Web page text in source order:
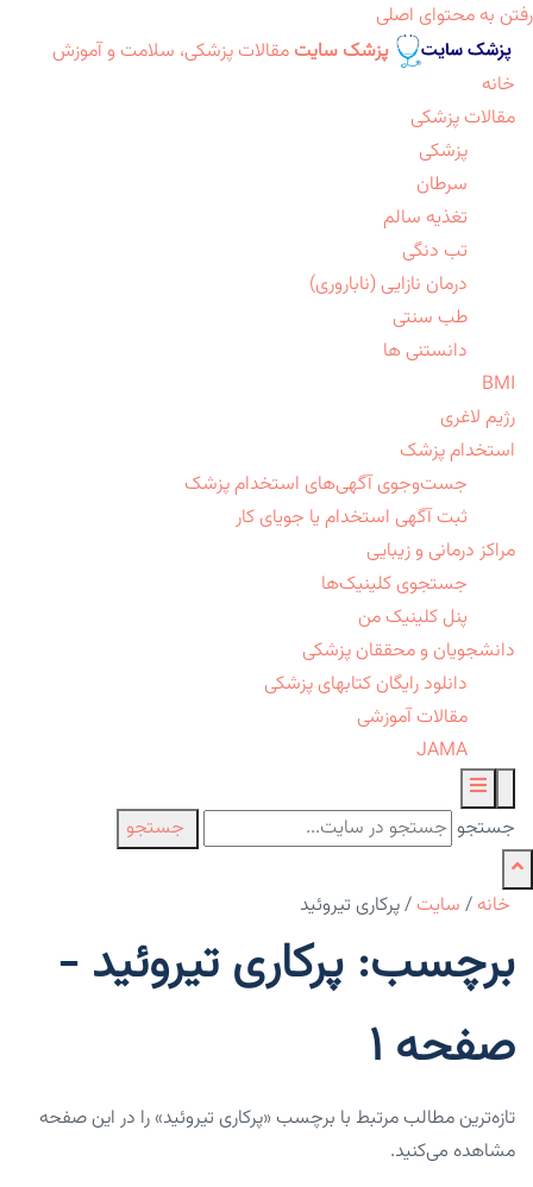
رفتن به محتوای اصلی
پزشک سایت مقالات پزشکی، سلامت و آموزش
خانه
مقالات پزشکی
پزشکی
سرطان
تغذیه سالم
تب دنگی
درمان نازایی (ناباروری)
طب سنتی
دانستنی ها
BMI
رژیم لاغری
استخدام پزشک
جست‌وجوی آگهی‌های استخدام پزشک
ثبت آگهی استخدام یا جویای کار
مراکز درمانی و زیبایی
جستجوی کلینیک‌ها
پنل کلینیک من
دانشجویان و محققان پزشکی
دانلود رایگان کتابهای پزشکی
مقالات آموزشی
JAMA
جستجو جستجو
خانه / سایت /پرکاری تیروئید
برچسب: پرکاری تیروئید -
صفحه 1
تازه‌ترین مطالب مرتبط با برچسب «پرکاری تیروئید» را در این صفحه
مشاهده می‌کنید.